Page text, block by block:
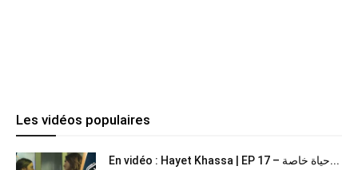
Les vidéos populaires
En vidéo : Hayet Khassa | EP 17 – حياة خاصة...